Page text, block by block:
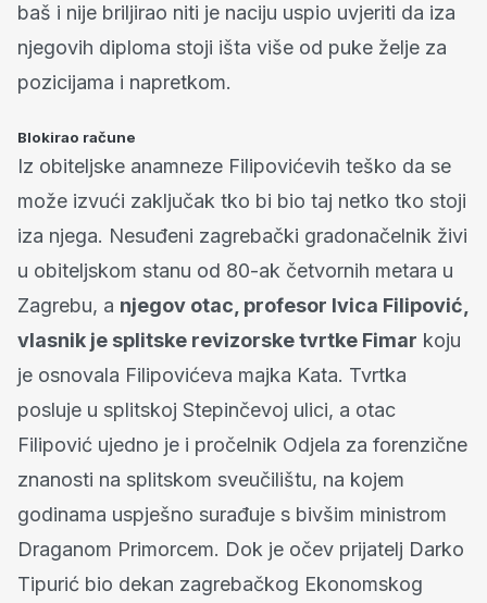
baš i nije briljirao niti je naciju uspio uvjeriti da iza
njegovih diploma stoji išta više od puke želje za
pozicijama i napretkom.
Blokirao račune
Iz obiteljske anamneze Filipovićevih teško da se
može izvući zaključak tko bi bio taj netko tko stoji
iza njega. Nesuđeni zagrebački gradonačelnik živi
u obiteljskom stanu od 80-ak četvornih metara u
Zagrebu, a njegov otac, profesor Ivica Filipović,
vlasnik je splitske revizorske tvrtke Fimar koju
je osnovala Filipovićeva majka Kata. Tvrtka
posluje u splitskoj Stepinčevoj ulici, a otac
Filipović ujedno je i pročelnik Odjela za forenzične
znanosti na splitskom sveučilištu, na kojem
godinama uspješno surađuje s bivšim ministrom
Draganom Primorcem. Dok je očev prijatelj Darko
Tipurić bio dekan zagrebačkog Ekonomskog